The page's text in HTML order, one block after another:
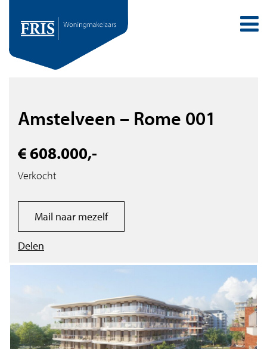
Amstelveen – Rome 001
€ 608.000,-
Verkocht
Mail naar mezelf
Delen